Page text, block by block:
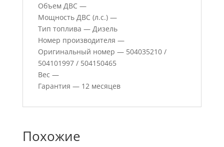
Объем ДВС —
Мощность ДВС (л.с.) —
Тип топлива — Дизель
Номер производителя —
Оригинальный номер — 504035210 /
504101997 / 504150465
Вес —
Гарантия — 12 месяцев
Похожие